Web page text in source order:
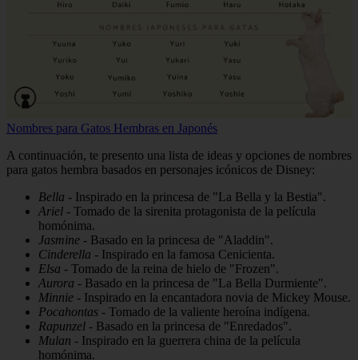
Nombres para Gatos Hembras en Japonés
A continuación, te presento una lista de ideas y opciones de nombres
para gatos hembra basados en personajes icónicos de Disney:
Bella - Inspirado en la princesa de "La Bella y la Bestia".
Ariel - Tomado de la sirenita protagonista de la película
homónima.
Jasmine - Basado en la princesa de "Aladdin".
Cinderella - Inspirado en la famosa Cenicienta.
Elsa - Tomado de la reina de hielo de "Frozen".
Aurora - Basado en la princesa de "La Bella Durmiente".
Minnie - Inspirado en la encantadora novia de Mickey Mouse.
Pocahontas - Tomado de la valiente heroína indígena.
Rapunzel - Basado en la princesa de "Enredados".
Mulan - Inspirado en la guerrera china de la película
homónima.